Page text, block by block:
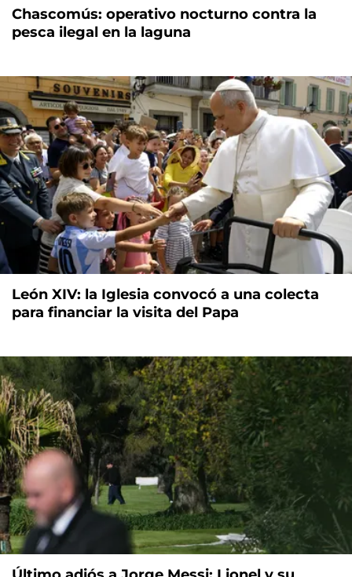
Chascomús: operativo nocturno contra la
pesca ilegal en la laguna
León XIV: la Iglesia convocó a una colecta
para financiar la visita del Papa